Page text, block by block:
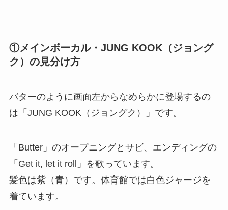
①メインボーカル・JUNG KOOK（ジョング
ク）の見分け方
バターのように画面左からなめらかに登場するの
は「JUNG KOOK（ジョングク）」です。
「Butter」のオープニングとサビ、エンディングの
「Get it, let it roll」を歌っています。
髪色は紫（青）です。体育館では白色ジャージを
着ています。